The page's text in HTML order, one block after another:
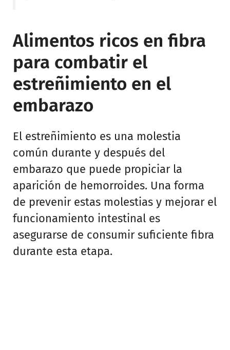
Alimentos ricos en fibra
para combatir el
estreñimiento en el
embarazo
El estreñimiento es una molestia
común durante y después del
embarazo que puede propiciar la
aparición de hemorroides. Una forma
de prevenir estas molestias y mejorar el
funcionamiento intestinal es
asegurarse de consumir suficiente fibra
durante esta etapa.